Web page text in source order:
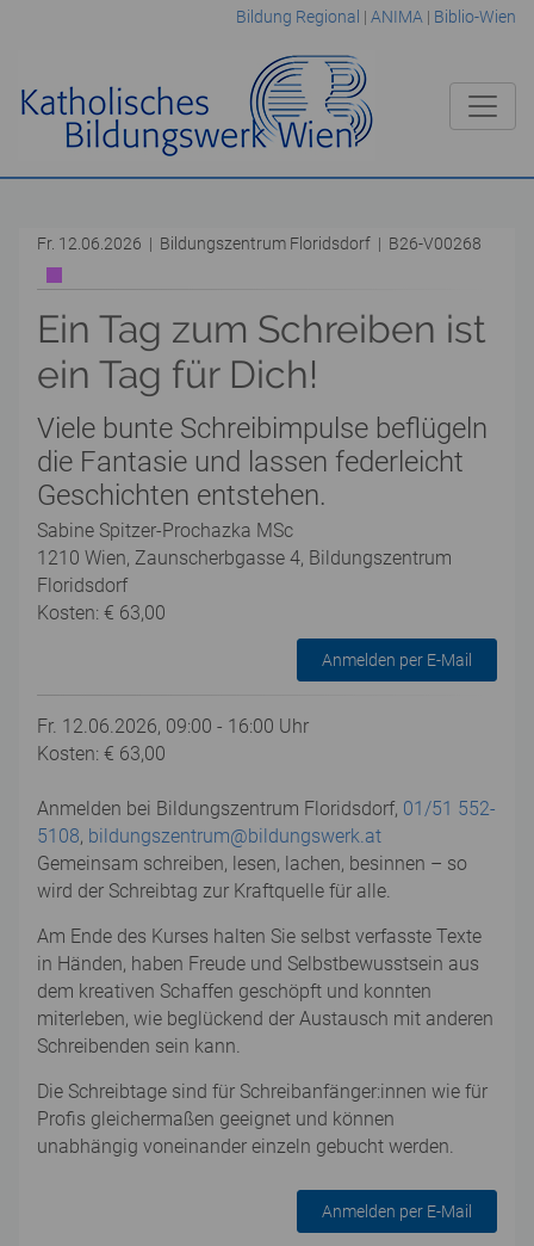
Bildung Regional | ANIMA | Biblio-Wien
Fr. 12.06.2026 | Bildungszentrum Floridsdorf | B26-V00268
Ein Tag zum Schreiben ist
ein Tag für Dich!
Viele bunte Schreibimpulse beflügeln
die Fantasie und lassen federleicht
Geschichten entstehen.
Sabine Spitzer-Prochazka MSc
1210 Wien, Zaunscherbgasse 4, Bildungszentrum
Floridsdorf
Kosten: € 63,00
Anmelden per E-Mail
Fr. 12.06.2026, 09:00 - 16:00 Uhr
Kosten: € 63,00
Anmelden bei Bildungszentrum Floridsdorf, 01/51 552-
5108, bildungszentrum@bildungswerk.at
Gemeinsam schreiben, lesen, lachen, besinnen – so
wird der Schreibtag zur Kraftquelle für alle.
Am Ende des Kurses halten Sie selbst verfasste Texte
in Händen, haben Freude und Selbstbewusstsein aus
dem kreativen Schaffen geschöpft und konnten
miterleben, wie beglückend der Austausch mit anderen
Schreibenden sein kann.
Die Schreibtage sind für Schreibanfänger:innen wie für
Profis gleichermaßen geeignet und können
unabhängig voneinander einzeln gebucht werden.
Anmelden per E-Mail